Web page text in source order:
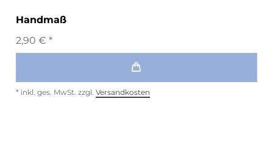
Handmaß
2,90 € *
* inkl. ges. MwSt. zzgl. Versandkosten